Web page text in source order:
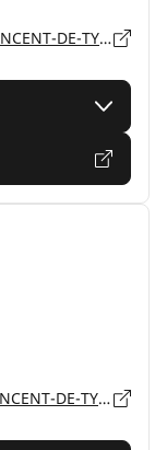
1 Avenue Nationale 10, 40230 SAINT-VINCENT-DE-TYROSSE
205 Route de Bayonne, 40230 SAINT-VINCENT-DE-TYROSSE